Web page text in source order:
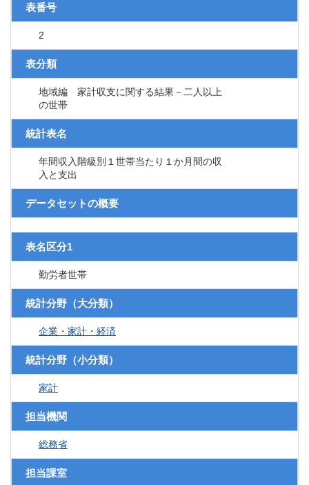
表番号
2
表分類
地域編 家計収支に関する結果－二人以上
の世帯
統計表名
年間収入階級別１世帯当たり１か月間の収
入と支出
データセットの概要
表名区分1
勤労者世帯
統計分野（大分類）
企業・家計・経済
統計分野（小分類）
家計
担当機関
総務省
担当課室